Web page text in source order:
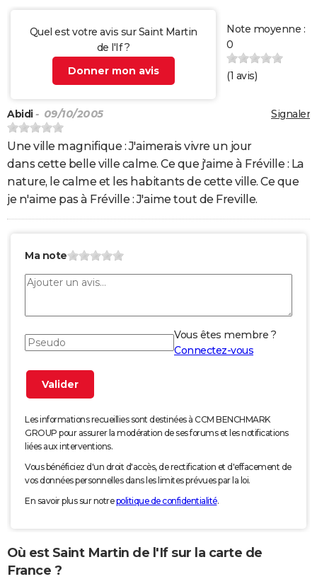
Quel est votre avis sur Saint Martin
de l'If ?
Donner mon avis
Note moyenne :
0
(1 avis)
Signaler
Abidi - 09/10/2005
Une ville magnifique : J'aimerais vivre un jour
dans cette belle ville calme. Ce que j'aime à Fréville : La
nature, le calme et les habitants de cette ville. Ce que
je n'aime pas à Fréville : J'aime tout de Freville.
Ma note
Vous êtes membre ?
Connectez-vous
Les informations recueillies sont destinées à CCM BENCHMARK
GROUP pour assurer la modération de ses forums et les notifications
liées aux interventions.
Vous bénéficiez d'un droit d'accès, de rectification et d'effacement de
vos données personnelles dans les limites prévues par la loi.
En savoir plus sur notrepolitique de confidentialité.
Où est Saint Martin de l'If sur la carte de
France ?